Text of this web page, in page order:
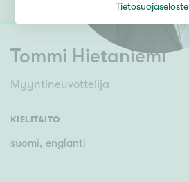
Tommi Hietaniemi
Myyntineuvottelija
KIELITAITO
suomi, englanti
Tietosuojaseloste